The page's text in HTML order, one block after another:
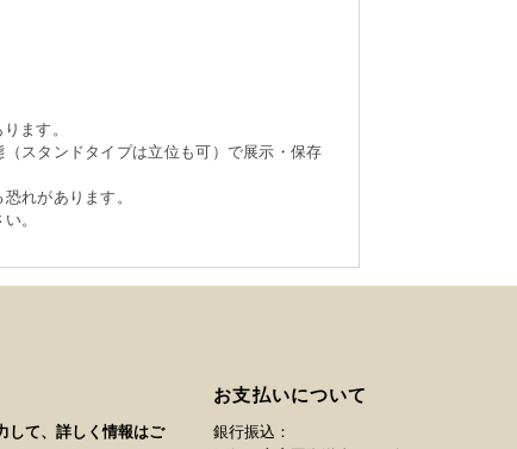
ます。
スタンドタイプは立位も可）で展示・保存
れがあります。
。
して、詳しく情報はご
お支払いについて
銀行振込：